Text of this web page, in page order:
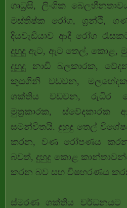
ගෘධ්‍රසි, ලිංගික
මස්තිෂ්ක රෝග, ග්‍රන්ථි,
දියවැඩියාව ආදී රෝග
දුහුදු ඇට, ඇට තෙල්, කොළ,
දුහුදු නාඩි බලකාරක,
කුසගිනි වඩවන,
ශක්තිය වඩවන, රුධිර
මුත්‍රකාරක,
සමන්විතයි. දුහුදු තෙල්
කරන, වණ රෝපණය
බවත්, දුහුදු කොළ
කරන බව සහ විෂහරණය
ස්මරණ ශක්තිය වර්ධනයට